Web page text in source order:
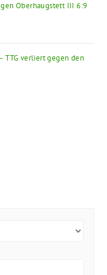
Oberhaugstett III 6:9
TTG verliert gegen den